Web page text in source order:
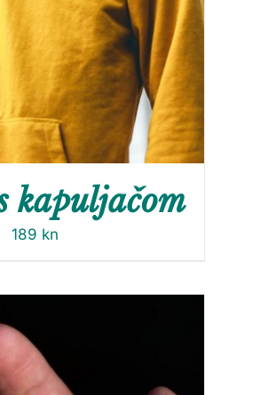
kapuljačom
189 kn